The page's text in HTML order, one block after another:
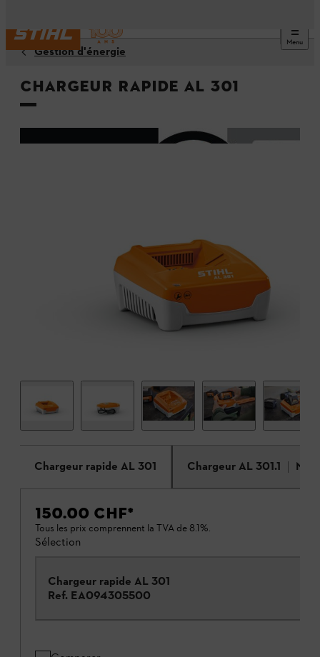
Menu
Gestion d'énergie
Chargeur rapide AL 301
Chargeur rapide AL 301 Chargeur AL 301.1
150.00 CHF*
Tous les prix comprennent la TVA de 8.1%.
Sélection
Chargeur rapide AL 301
Ref. EA094305500